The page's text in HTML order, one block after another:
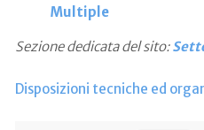
Multiple
Sezione dedicata del sito:
Disposizioni tecniche ed